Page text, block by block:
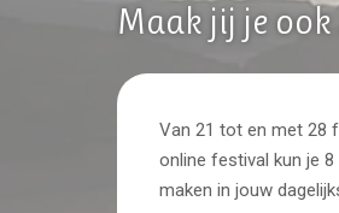
Maak jij je ook
Van 21 tot en met 28
online festival kun je
maken in jouw